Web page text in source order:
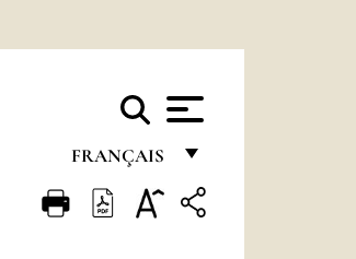
FRANÇAIS
FRANÇAIS